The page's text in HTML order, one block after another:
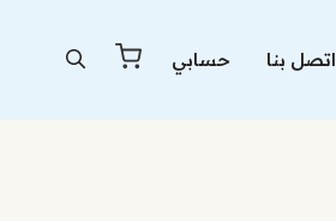
اتصل بنا حسابي